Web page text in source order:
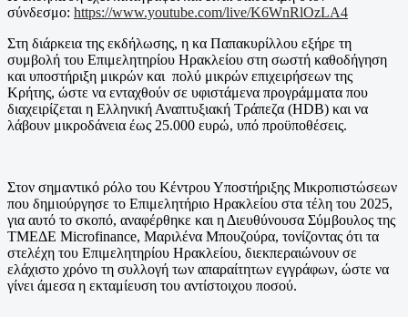
σύνδεσμο: https://www.youtube.com/live/K6WnRlOzLA4
Στη διάρκεια της εκδήλωσης, η κα Παπακυρίλλου εξήρε τη
συμβολή του Επιμελητηρίου Ηρακλείου στη σωστή καθοδήγηση
και υποστήριξη μικρών και πολύ μικρών επιχειρήσεων της
Κρήτης, ώστε να ενταχθούν σε υφιστάμενα προγράμματα που
διαχειρίζεται η Ελληνική Αναπτυξιακή Τράπεζα (HDB) και να
λάβουν μικροδάνεια έως 25.000 ευρώ, υπό προϋποθέσεις.
Στον σημαντικό ρόλο του Κέντρου Υποστήριξης Μικροπιστώσεων
που δημιούργησε το Επιμελητήριο Ηρακλείου στα τέλη του 2025,
για αυτό το σκοπό, αναφέρθηκε και η Διευθύνουσα Σύμβουλος της
ΤΜΕΔΕ Microfinance, Μαριλένα Μπουζούρα, τονίζοντας ότι τα
στελέχη του Επιμελητηρίου Ηρακλείου, διεκπεραιώνουν σε
ελάχιστο χρόνο τη συλλογή των απαραίτητων εγγράφων, ώστε να
γίνει άμεσα η εκταμίευση του αντίστοιχου ποσού.